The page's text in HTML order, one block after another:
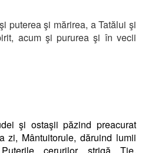
puterea şi mărirea, a Tatălui şi
acum şi pururea şi în vecii
şi ostaşii păzind preacurat
zi, Mântuitorule, dăruind lumii
cerurilor strigă Ție,